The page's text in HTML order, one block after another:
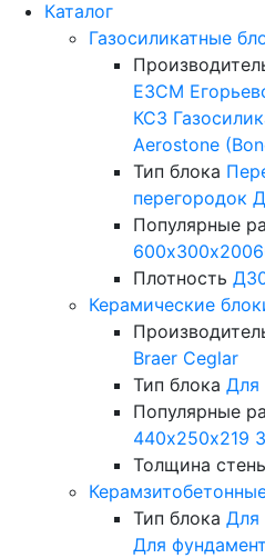
Каталог
Газосиликатные
ЕЗСМ
КСЗ
Aerostone
Тип блока
перегородок
Популярные
600х300х200
Плотность
Керамические
Braer Ceglar
Тип блока Для
Популярные
440х250х219
Толщина
Тип блока Для
Для